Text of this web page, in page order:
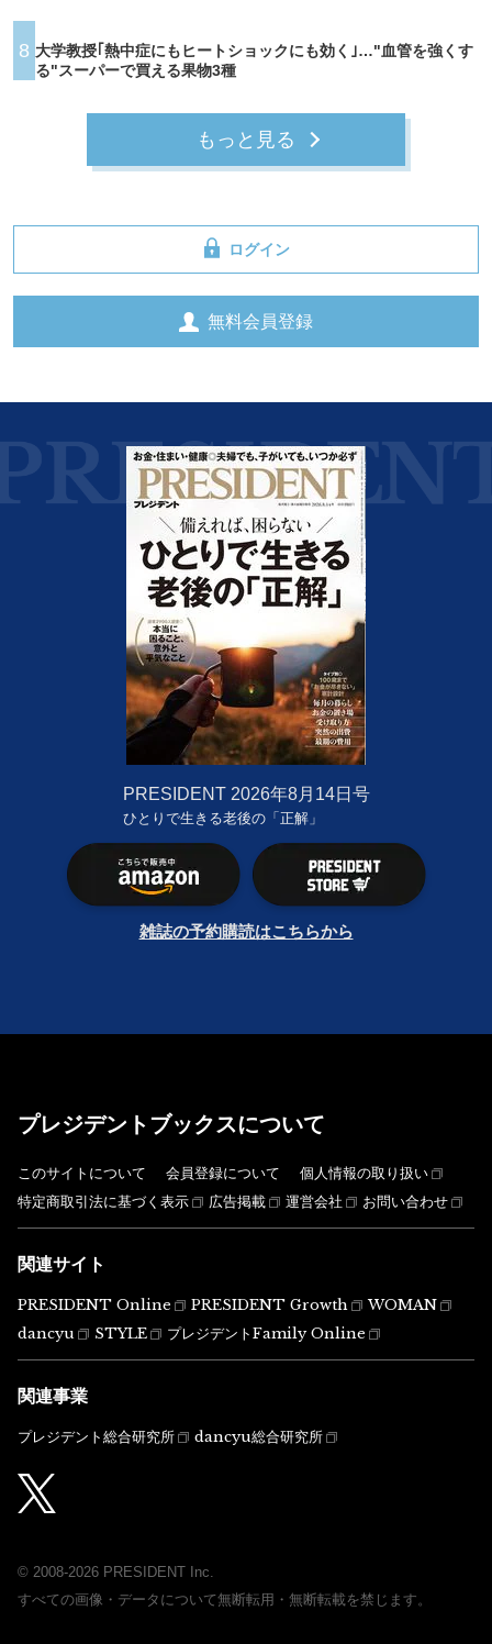
8 大学教授｢熱中症にもヒートショックにも効く｣…"血管を強くす
る"スーパーで買える果物3種
もっと見る
ログイン
無料会員登録
PRESIDENT 2026年8月14日号
ひとりで生きる老後の「正解」
雑誌の予約購読はこちらから
プレジデントブックスについて
このサイトについて 会員登録について
個人情報の取り扱い
特定商取引法に基づく表示
広告掲載 運営会社 お問い合わせ
関連サイト
PRESIDENT Online PRESIDENT Growth
WOMAN
dancyu
STYLE プレジデントFamily Online
関連事業
プレジデント総合研究所 dancyu総合研究所
© 2008-2026 PRESIDENT Inc.
すべての画像・データについて無断転用・無断転載を禁じます。